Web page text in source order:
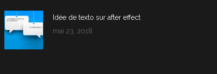
Idée de texto sur after effect
mai 23, 2018